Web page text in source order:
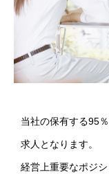
当社の保有する95
求人となります。
経営上重要なポジ